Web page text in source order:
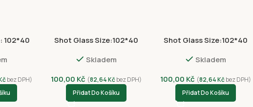
Praha 1, 110 00
102*40
bez DPH)
Shot Glass Size:102*40
Skladem
100,00 Kč (82,64Kčbez DPH)
Přidat Do Košíku
Shot Glass Size:102*40
Skladem
100,00 Kč (82,64Kčbez DPH)
Přidat Do Košíku